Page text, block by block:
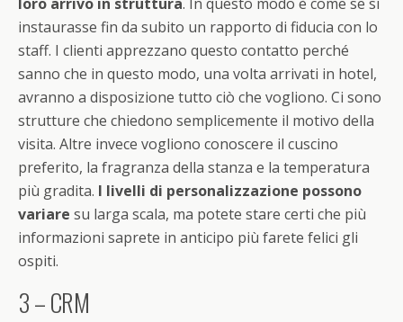
instaurasse fin da subito un rapporto di fiducia con lo
staff. I clienti apprezzano questo contatto perché
sanno che in questo modo, una volta arrivati in hotel,
avranno a disposizione tutto ciò che vogliono. Ci sono
strutture che chiedono semplicemente il motivo della
visita. Altre invece vogliono conoscere il cuscino
preferito, la fragranza della stanza e la temperatura
più gradita. I livelli di personalizzazione possono
variare su larga scala, ma potete stare certi che più
informazioni saprete in anticipo più farete felici gli
ospiti.
3 – CRM